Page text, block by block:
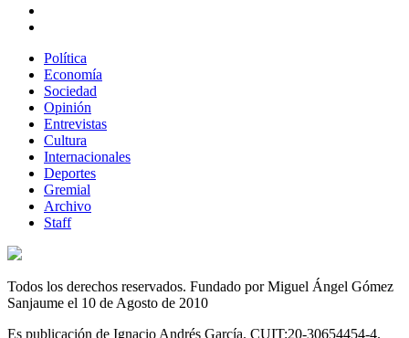
Política
Economía
Sociedad
Opinión
Entrevistas
Cultura
Internacionales
Deportes
Gremial
Archivo
Staff
Todos los derechos reservados. Fundado por Miguel Ángel Gómez
Sanjaume el 10 de Agosto de 2010
Es publicación de Ignacio Andrés García. CUIT:20-30654454-4.